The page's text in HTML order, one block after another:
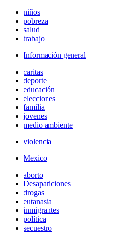
niños
pobreza
salud
trabajo
Información general
caritas
deporte
educación
elecciones
familia
jovenes
medio ambiente
violencia
Mexico
aborto
Desapariciones
drogas
eutanasia
inmigrantes
política
secuestro